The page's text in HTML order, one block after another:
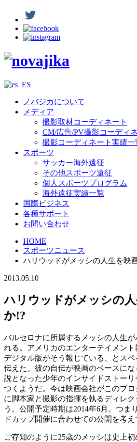
ノバジカについて
メディア
撮影取材コーディネート
CM/広告/PV撮影コーディ
撮影コーディネート実績一
スポーツ
サッカー海外遠征
その他スポーツ遠征
個人スポーツプログラム
海外遠征実績一覧
国際ビジネス
各種サポート
お問い合わせ
HOME
スポーツニュース
ハリウッドがメッシの人生を映
2013.05.10
ハリウッドがメッシの
か!?
バルセロナに所属するメッシの人生
れる。アメリカのエンターテイメン
デジタル版がそう報じている、とス
伝えた。彼の自伝が映画のベースに
説となった少年のインサイドストー
つくようだ。今は映画会社がこのブ
に脚本家と撮影の指揮を執るディレ
う。公開予定時期は2014年6月。つま
ドカップ開催に合わせての公開を考
ご存知のように25歳のメッシは史上